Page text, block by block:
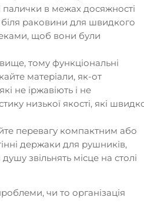
в межах досяжності
раковини для швидкого
щоб вони були
тому функціональні
матеріали, як-от
не іржавіють і не
низької якості, які
перевагу компактним або
держаки для рушників,
звільнять місце на столі
чи то організація